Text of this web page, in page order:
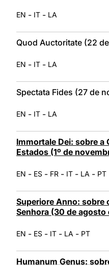
EN - IT - LA
Quod Auctoritate (22
EN - IT - LA
Spectata Fides (27 de
EN - IT - LA
Immortale Dei: sobre
Estados (1º de
EN - ES - FR - IT - LA - PT
Superiore Anno: sobre
Senhora (30 de agosto
EN - ES - IT - LA - PT
Humanum Genus: